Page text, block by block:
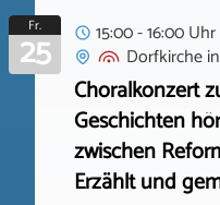
Fr.
25
15:00 - 16:00 Uhr
Dorfkirchein
Choralkonzert
Geschichten
zwischen
Erzählt und